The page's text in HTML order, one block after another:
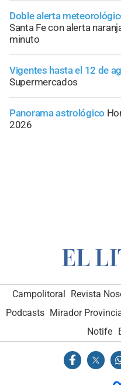
Doble alerta
Santa Fe con alerta
minuto
Vigentes hasta el 12 de
Supermercados
Panorama astrológico
2026
Campolitoral Revista
Podcasts Mirador
Notife